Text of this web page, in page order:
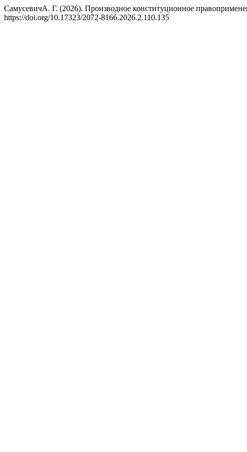
СамусевичА. Г. (2026). Производное конституционное
https://doi.org/10.17323/2072-8166.2026.2.110.135